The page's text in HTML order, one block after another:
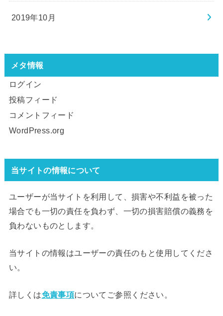
2019年10月
メタ情報
ログイン
投稿フィード
コメントフィード
WordPress.org
当サイトの情報について
ユーザーが当サイトを利用して、損害や不利益を被った
場合でも一切の責任を負わず、一切の損害賠償の義務を
負わないものとします。
当サイトの情報はユーザーの責任のもと使用してくださ
い。
詳しくは免責事項についてご参照ください。